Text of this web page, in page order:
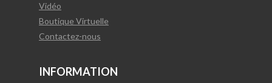
Vidéo
Boutique Virtuelle
INFORMATION
Contactez-nous